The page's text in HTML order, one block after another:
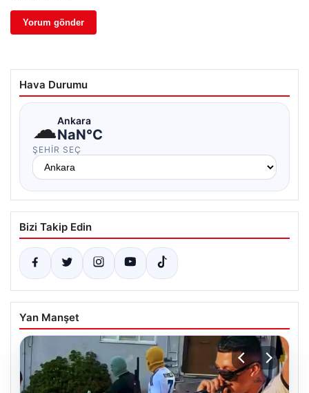
Hava Durumu
☁Ankara
NaN°C
ŞEHIR SEÇ
Bizi Takip Edin
Yan Manşet